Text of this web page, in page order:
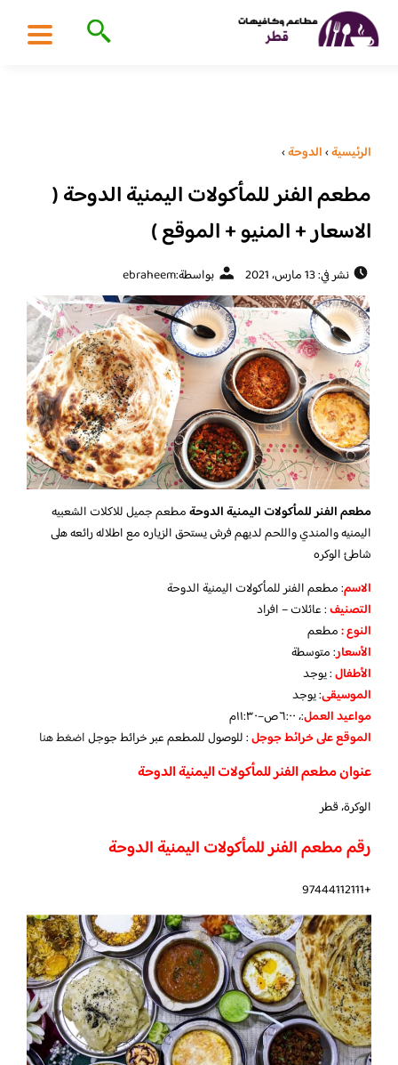
الرئيسية›الدوحة›
مطعم الفنر للمأكولات اليمنية الدوحة (
الاسعار + المنيو + الموقع )
نشر في: 13 مارس، 2021 بواسطة:ebraheem
مطعم الفنر للمأكولات اليمنية الدوحةمطعم جميل للاكلات الشعبيه
اليمنيه والمندي واللحم لديهم فرش يستحق الزياره مع اطلاله رائعه هلى
شاطئ الوكره
الاسم: مطعم الفنر للمأكولات اليمنية الدوحة
التصنيف: عائلات – افراد
النوع :مطعم
الأسعار:متوسطة
الأطفال:يوجد
الموسيقى:يوجد
مواعيد العمل:، ٦:٠٠ص–١١:٣٠م
الموقع على خرائط جوجل: للوصول للمطعم عبر خرائط جوجلاضغط هنا
عنوان مطعم الفنر للمأكولات اليمنية الدوحة
الوكرة، قطر
رقم مطعم الفنر للمأكولات اليمنية الدوحة
+97444112111